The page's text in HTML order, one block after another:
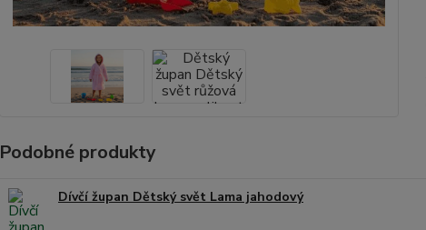
Podobné produkty
Dívčí župan Dětský svět Lama jahodový